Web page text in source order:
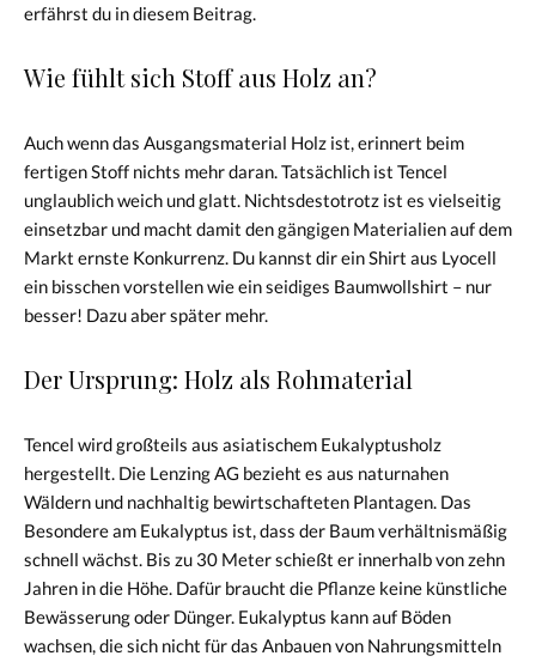
erfährst du in diesem Beitrag.
Wie fühlt sich Stoff aus Holz an?
Auch wenn das Ausgangsmaterial Holz ist, erinnert beim
fertigen Stoff nichts mehr daran. Tatsächlich ist Tencel
unglaublich weich und glatt. Nichtsdestotrotz ist es vielseitig
einsetzbar und macht damit den gängigen Materialien auf dem
Markt ernste Konkurrenz. Du kannst dir ein Shirt aus Lyocell
ein bisschen vorstellen wie ein seidiges Baumwollshirt – nur
besser! Dazu aber später mehr.
Der Ursprung: Holz als Rohmaterial
Tencel wird großteils aus asiatischem Eukalyptusholz
hergestellt. Die Lenzing AG bezieht es aus naturnahen
Wäldern und nachhaltig bewirtschafteten Plantagen. Das
Besondere am Eukalyptus ist, dass der Baum verhältnismäßig
schnell wächst. Bis zu 30 Meter schießt er innerhalb von zehn
Jahren in die Höhe. Dafür braucht die Pflanze keine künstliche
Bewässerung oder Dünger. Eukalyptus kann auf Böden
wachsen, die sich nicht für das Anbauen von Nahrungsmitteln